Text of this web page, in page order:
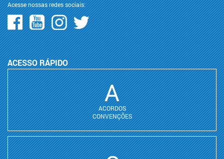
Acesse nossas redes sociais:
ACESSO RÁPIDO
A
ACORDOS
CONVENÇÕES